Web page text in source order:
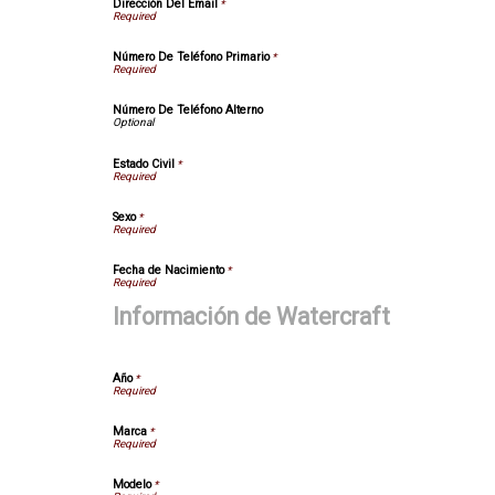
Dirección Del Email *
Número De Teléfono Primario*
Número De Teléfono Alterno
Estado Civil *
Sexo*
Fecha de Nacimiento*
Información de Watercraft
Año*
Marca *
Modelo*